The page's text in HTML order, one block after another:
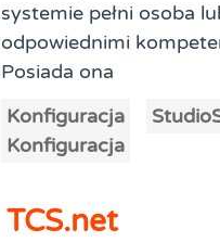
systemie pełni osoba
odpowiednimi
Posiada ona
Konfiguracja
Konfiguracja
TCS.net